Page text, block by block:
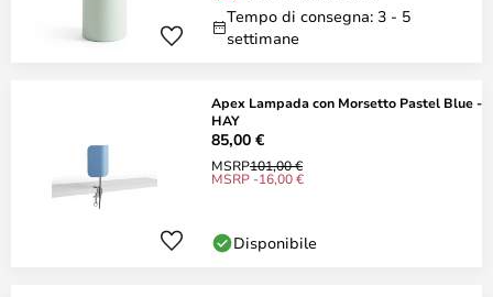
Tempo di consegna: 3 - 5
settimane
Apex Lampada con Morsetto Pastel Blue -
HAY
85,00 €
MSRP101,00 €
MSRP -16,00 €
Disponibile